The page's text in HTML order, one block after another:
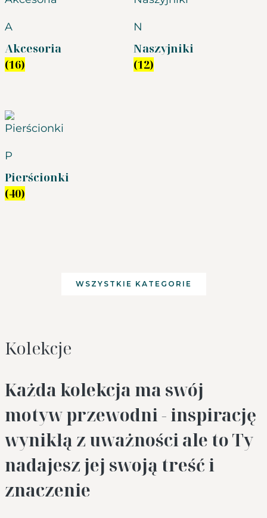
A
Akcesoria
(16)
N
Naszyjniki
(12)
P
Pierścionki
(40)
WSZYSTKIE KATEGORIE
Kolekcje
Każda kolekcja ma swój
motyw przewodni - inspirację
wynikłą z uważności ale to Ty
nadajesz jej swoją treść i
znaczenie